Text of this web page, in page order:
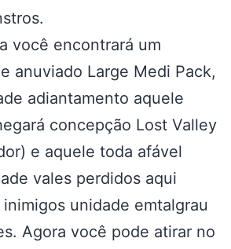
você encontrará um
anuviado Large Medi Pack,
adiantamento aquele
concepção Lost Valley
e aquele toda afável
vales perdidos aqui
unidade emtalgrau
Agora você pode atirar no